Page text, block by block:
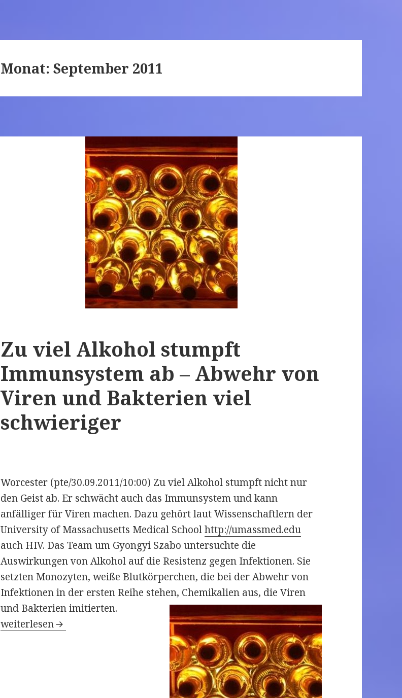
Monat: September 2011
Zu viel Alkohol stumpft
Immunsystem ab – Abwehr von
Viren und Bakterien viel
schwieriger
Worcester (pte/30.09.2011/10:00) Zu viel Alkohol stumpft nicht nur
den Geist ab. Er schwächt auch das Immunsystem und kann
anfälliger für Viren machen. Dazu gehört laut Wissenschaftlern der
University of Massachusetts Medical Schoolhttp://umassmed.edu
auch HIV. Das Team um Gyongyi Szabo untersuchte die
Auswirkungen von Alkohol auf die Resistenz gegen Infektionen. Sie
setzten Monozyten, weiße Blutkörperchen, die bei der Abwehr von
Infektionen in der ersten Reihe stehen, Chemikalien aus, die Viren
und Bakterien imitierten.
Zu viel Alkohol stumpft Immunsystem ab – Abwehr von Viren und Bakterien viel
weiterlesen